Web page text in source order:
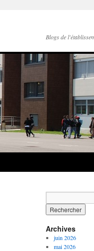
Blogs de
Archives
juin 2026
mai 2026